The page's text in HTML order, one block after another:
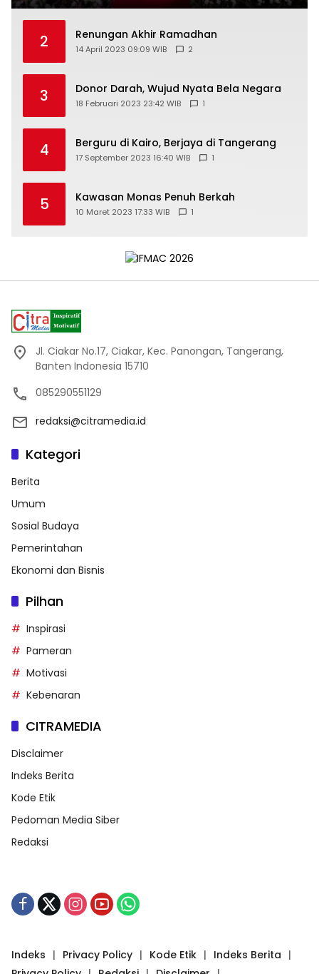
2 Renungan Akhir Ramadhan
14 April 2023 09:09 WIB 2
3 Donor Darah, Wujud Nyata Bela Negara
18 Februari 2023 23:42 WIB 1
4 Berguru di Kairo, Berjaya di Tangerang
17 September 2023 16:40 WIB 1
5 Kawasan Monas Penuh Berkah
10 Maret 2023 17:33 WIB 1
Jl. Ciakar No.17, Ciakar, Kec. Panongan, Tangerang,
Banten Indonesia 15710
085290551129
redaksi@citramedia.id
Kategori
Berita
Umum
Sosial Budaya
Pemerintahan
Ekonomi dan Bisnis
Pilhan
Inspirasi
Pameran
Motivasi
Kebenaran
CITRAMEDIA
Disclaimer
Indeks Berita
Kode Etik
Pedoman Media Siber
Redaksi
Indeks Privacy Policy Kode Etik
Indeks Berita